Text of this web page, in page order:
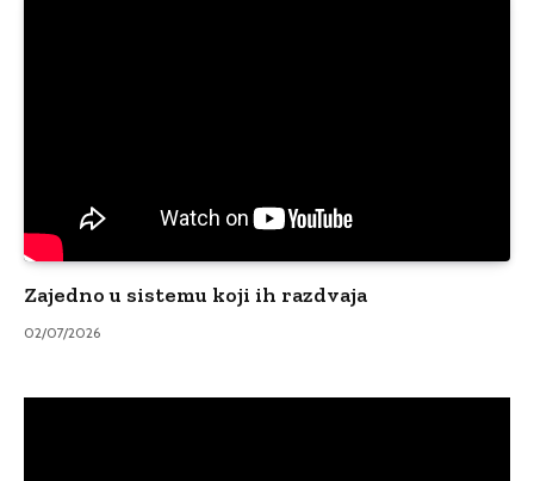
Zajedno u sistemu koji ih razdvaja
02/07/2026